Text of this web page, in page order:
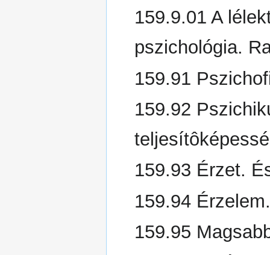
159.9.01 A
pszichológia.
159.91
159.92
159.93 Érzet.
159.94
159.95